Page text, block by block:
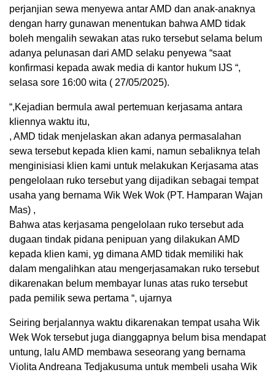
perjanjian sewa menyewa antar AMD dan anak-anaknya
dengan harry gunawan menentukan bahwa AMD tidak
boleh mengalih sewakan atas ruko tersebut selama belum
adanya pelunasan dari AMD selaku penyewa “saat
konfirmasi kepada awak media di kantor hukum IJS “,
selasa sore 16:00 wita ( 27/05/2025).
“,Kejadian bermula awal pertemuan kerjasama antara
kliennya waktu itu,
, AMD tidak menjelaskan akan adanya permasalahan
sewa tersebut kepada klien kami, namun sebaliknya telah
menginisiasi klien kami untuk melakukan Kerjasama atas
pengelolaan ruko tersebut yang dijadikan sebagai tempat
usaha yang bernama Wik Wek Wok (PT. Hamparan Wajan
Mas) ,
Bahwa atas kerjasama pengelolaan ruko tersebut ada
dugaan tindak pidana penipuan yang dilakukan AMD
kepada klien kami, yg dimana AMD tidak memiliki hak
dalam mengalihkan atau mengerjasamakan ruko tersebut
dikarenakan belum membayar lunas atas ruko tersebut
pada pemilik sewa pertama “, ujarnya
Seiring berjalannya waktu dikarenakan tempat usaha Wik
Wek Wok tersebut juga dianggapnya belum bisa mendapat
untung, lalu AMD membawa seseorang yang bernama
Violita Andreana Tedjakusuma untuk membeli usaha Wik